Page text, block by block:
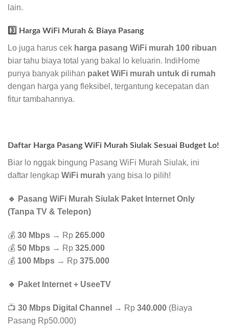
lain.
3️⃣ Harga WiFi Murah & Biaya Pasang
Lo juga harus cek harga pasang WiFi murah 100 ribuan
biar tahu biaya total yang bakal lo keluarin. IndiHome
punya banyak pilihan paket WiFi murah untuk di rumah
dengan harga yang fleksibel, tergantung kecepatan dan
fitur tambahannya.
Daftar Harga Pasang WiFi Murah Siulak Sesuai Budget Lo!
Biar lo nggak bingung Pasang WiFi Murah Siulak, ini
daftar lengkap WiFi murah yang bisa lo pilih!
🔹 Pasang WiFi Murah Siulak Paket Internet Only
(Tanpa TV & Telepon)
💰 30 Mbps → Rp 265.000
💰 50 Mbps → Rp 325.000
💰 100 Mbps → Rp 375.000
🔹 Paket Internet + UseeTV
📺 30 Mbps Digital Channel → Rp 340.000 (Biaya
Pasang Rp50.000)